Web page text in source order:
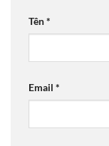
Tên*
Email *